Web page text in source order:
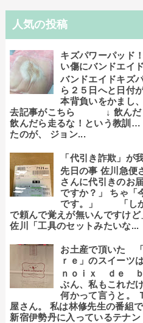
人気の投稿
キズパワーパッド
い傷にバンドエイ
バンドエイドキズ
ら２５日へと日付
本背負いをかまし
去記事がこちら ↓ 飲んだ
飲んだら走るな！という教訓…
たのが、 ジョン...
「代引き詐欺」が
先日の事 佐川急便
さんに代引きのお
ですか？」 ちゃ「
です。」 「しか
で頼んで覚えが無いんですけ
佐川「工具のセットみたいな...
お土産で頂いた
ｒｅ」のスイーツ
ｎｏｉｘ ｄｅ ｂ
ぶん、私もこれだ
何かって言うと。
屋さん。 私は林修先生の番組
新宿伊勢丹に入っているテナ